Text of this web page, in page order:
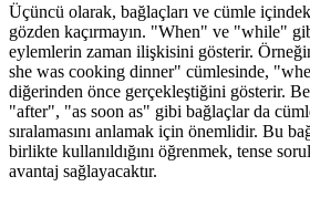
Üçüncü olarak, bağlaçları ve cümle
gözden kaçırmayın. "When" ve "while"
eylemlerin zaman ilişkisini gösterir.
she was cooking dinner" cümlesinde,
diğerinden önce gerçekleştiğini gösterir.
"after", "as soon as" gibi bağlaçlar da
sıralamasını anlamak için önemlidir. Bu
birlikte kullanıldığını öğrenmek, tense
avantaj sağlayacaktır.